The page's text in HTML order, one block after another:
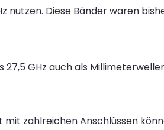
nutzen. Diese Bänder waren
27,5 GHz auch als
zahlreichen Anschlüssen